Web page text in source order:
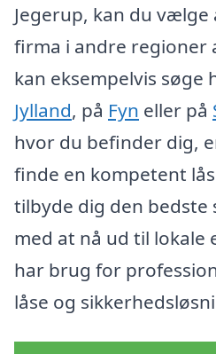
Jegerup, kan du
firma i andre regioner
kan eksempelvis søge
Jylland, på Fyn eller på
hvor du befinder dig,
finde en kompetent
tilbyde dig den bedste
med at nå ud til lokale
har brug for
låse og